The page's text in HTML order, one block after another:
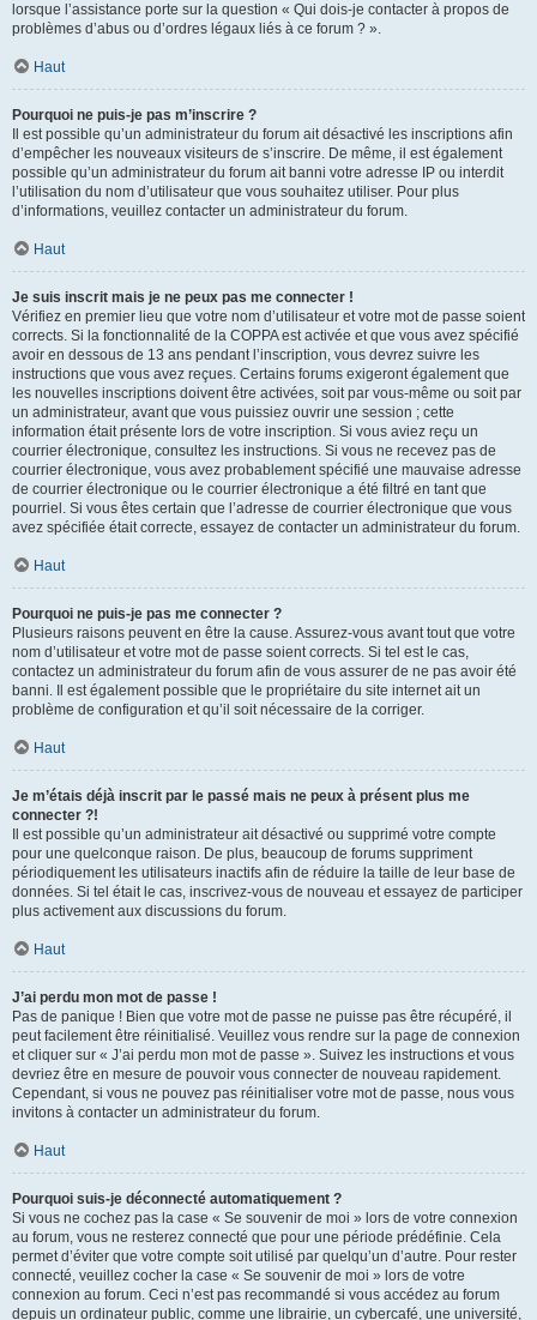
lorsque l’assistance porte sur la question « Qui dois-je contacter à propos de
problèmes d’abus ou d’ordres légaux liés à ce forum ? ».
Haut
Pourquoi ne puis-je pas m’inscrire ?
Il est possible qu’un administrateur du forum ait désactivé les inscriptions afin
d’empêcher les nouveaux visiteurs de s’inscrire. De même, il est également
possible qu’un administrateur du forum ait banni votre adresse IP ou interdit
l’utilisation du nom d’utilisateur que vous souhaitez utiliser. Pour plus
d’informations, veuillez contacter un administrateur du forum.
Haut
Je suis inscrit mais je ne peux pas me connecter !
Vérifiez en premier lieu que votre nom d’utilisateur et votre mot de passe soient
corrects. Si la fonctionnalité de la COPPA est activée et que vous avez spécifié
avoir en dessous de 13 ans pendant l’inscription, vous devrez suivre les
instructions que vous avez reçues. Certains forums exigeront également que
les nouvelles inscriptions doivent être activées, soit par vous-même ou soit par
un administrateur, avant que vous puissiez ouvrir une session ; cette
information était présente lors de votre inscription. Si vous aviez reçu un
courrier électronique, consultez les instructions. Si vous ne recevez pas de
courrier électronique, vous avez probablement spécifié une mauvaise adresse
de courrier électronique ou le courrier électronique a été filtré en tant que
pourriel. Si vous êtes certain que l’adresse de courrier électronique que vous
avez spécifiée était correcte, essayez de contacter un administrateur du forum.
Haut
Pourquoi ne puis-je pas me connecter ?
Plusieurs raisons peuvent en être la cause. Assurez-vous avant tout que votre
nom d’utilisateur et votre mot de passe soient corrects. Si tel est le cas,
contactez un administrateur du forum afin de vous assurer de ne pas avoir été
banni. Il est également possible que le propriétaire du site internet ait un
problème de configuration et qu’il soit nécessaire de la corriger.
Haut
Je m’étais déjà inscrit par le passé mais ne peux à présent plus me
connecter ?!
Il est possible qu’un administrateur ait désactivé ou supprimé votre compte
pour une quelconque raison. De plus, beaucoup de forums suppriment
périodiquement les utilisateurs inactifs afin de réduire la taille de leur base de
données. Si tel était le cas, inscrivez-vous de nouveau et essayez de participer
plus activement aux discussions du forum.
Haut
J’ai perdu mon mot de passe !
Pas de panique ! Bien que votre mot de passe ne puisse pas être récupéré, il
peut facilement être réinitialisé. Veuillez vous rendre sur la page de connexion
et cliquer sur « J’ai perdu mon mot de passe ». Suivez les instructions et vous
devriez être en mesure de pouvoir vous connecter de nouveau rapidement.
Cependant, si vous ne pouvez pas réinitialiser votre mot de passe, nous vous
invitons à contacter un administrateur du forum.
Haut
Pourquoi suis-je déconnecté automatiquement ?
Si vous ne cochez pas la case « Se souvenir de moi » lors de votre connexion
au forum, vous ne resterez connecté que pour une période prédéfinie. Cela
permet d’éviter que votre compte soit utilisé par quelqu’un d’autre. Pour rester
connecté, veuillez cocher la case « Se souvenir de moi » lors de votre
connexion au forum. Ceci n’est pas recommandé si vous accédez au forum
depuis un ordinateur public, comme une librairie, un cybercafé, une université,